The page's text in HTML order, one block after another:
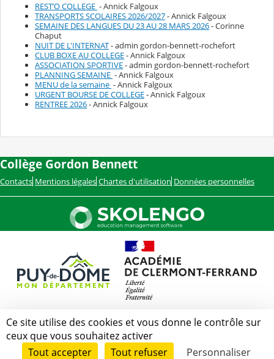
REST’O COLLEGE - Annick Falgoux
TRANSPORTS SCOLAIRES 2026/2027- Annick Falgoux
SEMAINE DES LANGUES DU 23 AU 28 MARS 2026- Corinne
Chaput
NUIT DE L'INTERNAT- admin gordon-bennett-rochefort
CLUB BOXE AU COLLEGE- Annick Falgoux
ASSOCIATION SPORTIVE- admin gordon-bennett-rochefort
PLANNING SEMAINE - Annick Falgoux
MENU de la semaine - Annick Falgoux
URGENT BOURSE DE COLLEGE- Annick Falgoux
RENTREE 2026- Annick Falgoux
Collège Gordon Bennett
Contacts Mentions légales Chartes d'utilisation Données personnelles
Ce site utilise des cookies et vous donne le contrôle sur
ceux que vous souhaitez activer
Tout accepter
Tout refuser Personnaliser